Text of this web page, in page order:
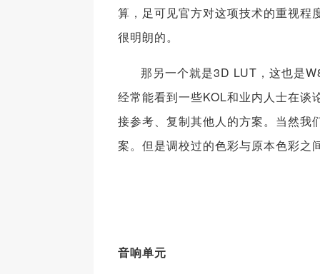
算，足可见官方对这项技术的重视程
很明朗的。
那另一个就是3D LUT，这也是
经常能看到一些KOL和业内人士在谈
接参考、复制其他人的方案。当然我
案。但是调校过的色彩与原本色彩之
音响单元